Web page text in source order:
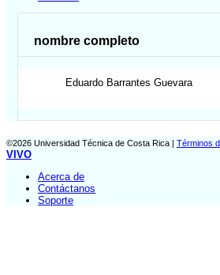
nombre completo
Eduardo Barrantes Guevara
©2026 Universidad Técnica de Costa Rica | Términos
VIVO
Acerca de
Contáctanos
Soporte